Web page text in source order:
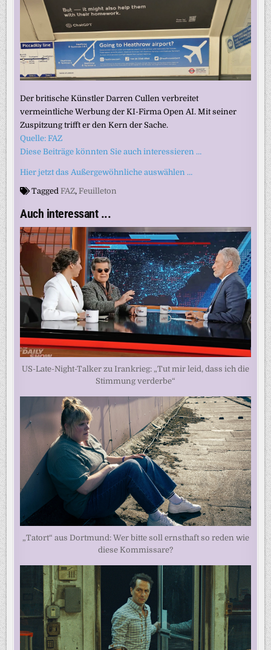
Der britische Künstler Darren Cullen verbreitet
vermeintliche Werbung der KI-Firma Open AI. Mit seiner
Zuspitzung trifft er den Kern der Sache.
Quelle: FAZ
Diese Beiträge könnten Sie auch interessieren …
Hier jetzt das Außergewöhnliche auswählen …
TaggedFAZ,Feuilleton
Auch interessant ...
US-Late-Night-Talker zu Irankrieg: „Tut mir leid, dass ich die
Stimmung verderbe“
„Tatort“ aus Dortmund: Wer bitte soll ernsthaft so reden wie
diese Kommissare?